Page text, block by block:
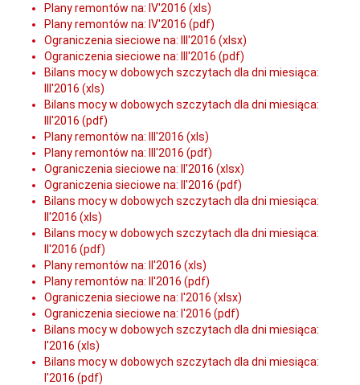
Plany remontów na: IV'2016 (xls)
Plany remontów na: IV'2016 (pdf)
Ograniczenia sieciowe na: III'2016 (xlsx)
Ograniczenia sieciowe na: III'2016 (pdf)
Bilans mocy w dobowych szczytach dla dni miesiąca:
III'2016 (xls)
Bilans mocy w dobowych szczytach dla dni miesiąca:
III'2016 (pdf)
Plany remontów na: III'2016 (xls)
Plany remontów na: III'2016 (pdf)
Ograniczenia sieciowe na: II'2016 (xlsx)
Ograniczenia sieciowe na: II'2016 (pdf)
Bilans mocy w dobowych szczytach dla dni miesiąca:
II'2016 (xls)
Bilans mocy w dobowych szczytach dla dni miesiąca:
II'2016 (pdf)
Plany remontów na: II'2016 (xls)
Plany remontów na: II'2016 (pdf)
Ograniczenia sieciowe na: I'2016 (xlsx)
Ograniczenia sieciowe na: I'2016 (pdf)
Bilans mocy w dobowych szczytach dla dni miesiąca:
I'2016 (xls)
Bilans mocy w dobowych szczytach dla dni miesiąca:
I'2016 (pdf)